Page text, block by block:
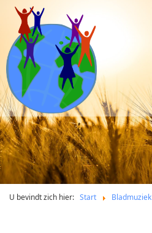
U bevindt zich hier: Start Bladmuziek